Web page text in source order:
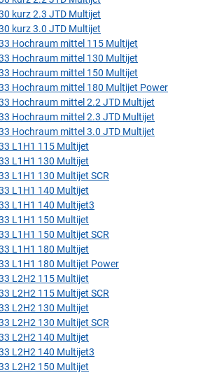
kurz 2.3 JTD Multijet
kurz 3.0 JTD Multijet
Hochraum mittel 115 Multijet
Hochraum mittel 130 Multijet
Hochraum mittel 150 Multijet
Hochraum mittel 180 Multijet Power
Hochraum mittel 2.2 JTD Multijet
Hochraum mittel 2.3 JTD Multijet
Hochraum mittel 3.0 JTD Multijet
L1H1 115 Multijet
L1H1 130 Multijet
L1H1 130 Multijet SCR
L1H1 140 Multijet
L1H1 140 Multijet3
L1H1 150 Multijet
L1H1 150 Multijet SCR
L1H1 180 Multijet
L1H1 180 Multijet Power
L2H2 115 Multijet
L2H2 115 Multijet SCR
L2H2 130 Multijet
L2H2 130 Multijet SCR
L2H2 140 Multijet
L2H2 140 Multijet3
L2H2 150 Multijet